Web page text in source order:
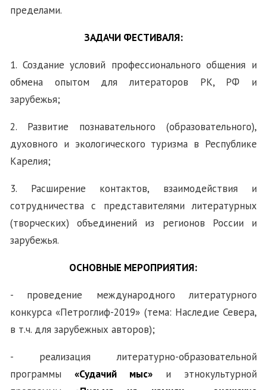
пределами.
ЗАДАЧИ ФЕСТИВАЛЯ:
1. Создание условий профессионального общения и
обмена опытом для литераторов РК, РФ и
зарубежья;
2. Развитие познавательного (образовательного),
духовного и экологического туризма в Республике
Карелия;
3. Расширение контактов, взаимодействия и
сотрудничества с представителями литературных
(творческих) объединений из регионов России и
зарубежья.
ОСНОВНЫЕ МЕРОПРИЯТИЯ:
- проведение международного литературного
конкурса «Петроглиф-2019» (тема: Наследие Севера,
в т.ч. для зарубежных авторов);
- реализациялитературно-образовательной
программы «Судачий мыс»
и этнокультурной